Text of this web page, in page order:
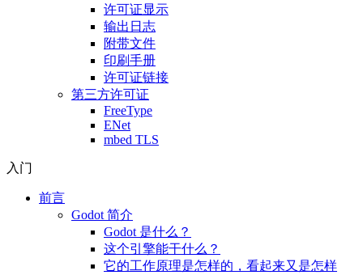
许可证显示
输出日志
附带文件
印刷手册
许可证链接
第三方许可证
FreeType
ENet
mbed TLS
入门
前言
Godot 简介
Godot 是什么？
这个引擎能干什么？
它的工作原理是怎样的，看起来又是怎样